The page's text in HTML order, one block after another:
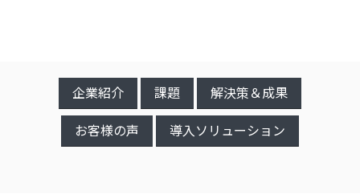
企業紹介 課題 解決策＆成果
お客様の声 導入ソリューション